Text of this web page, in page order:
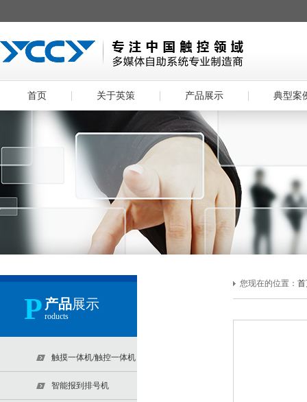
首页 关于英策 产品展示 典型案
P 产品展示
roducts
触摸一体机/触控一体机
智能报到排号机
您现在的位置：